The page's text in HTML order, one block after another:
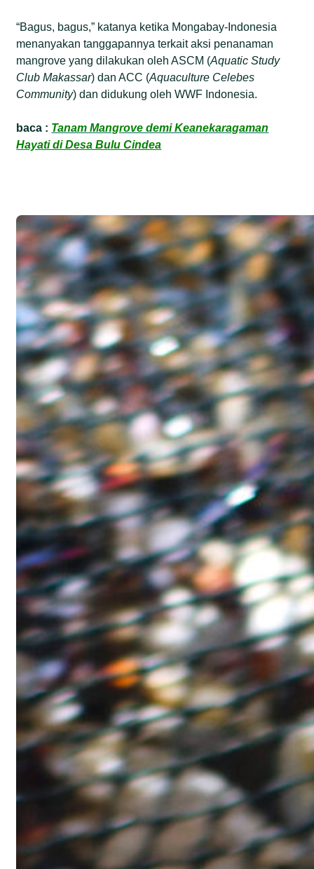
“Bagus, bagus,” katanya ketika Mongabay-Indonesia
menanyakan tanggapannya terkait aksi penanaman
mangrove yang dilakukan oleh ASCM (Aquatic Study
Club Makassar) dan ACC (Aquaculture Celebes
Community) dan didukung oleh WWF Indonesia.
baca : Tanam Mangrove demi Keanekaragaman
Hayati di Desa Bulu Cindea